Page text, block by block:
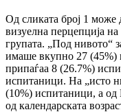
Од сликата број 1 може
визуелна перцепција
групата. „Под нивото“
имаше вкупно 27 (45%)
припаѓаа 8 (26.7%)
испитаници. На „исто
(10%) ис­пи­та­ни­ци, а
од календарската